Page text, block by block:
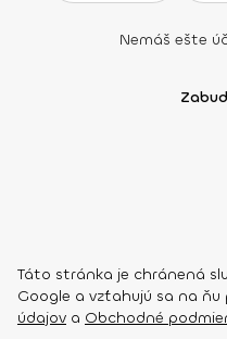
Nemáš ešte
Táto stránka je chránená
Google a vzťahujú sa na ňu
údajov a Obchodné